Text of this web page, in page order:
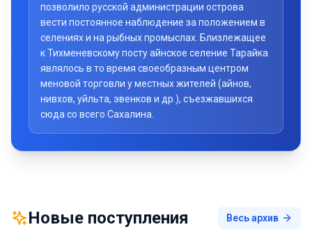
позволило русской администрации острова
вести постоянное наблюдение за положением в
селениях и на рыбных промыслах. Близлежащее
к Тихменевскому посту айнское селение Тарайка
являлось в то время своеобразным центром
меновой торговли у местных жителей (айнов,
нивхов, уйльта, эвенков и др.), съезжавшихся
сюда со всего Сахалина.
Новые поступления Весь архив